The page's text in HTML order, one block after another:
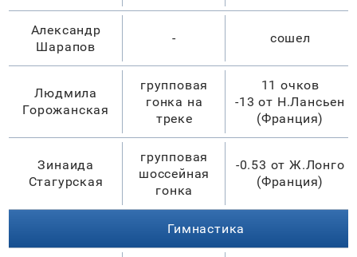
Александр
Шарапов
- сошел
Людмила
Горожанская
групповая
гонка на
треке
11 очков
-13 от Н.Лансьен
(Франция)
Зинаида
Стагурская
групповая
шоссейная
гонка
-0.53 от Ж.Лонго
(Франция)
Гимнастика